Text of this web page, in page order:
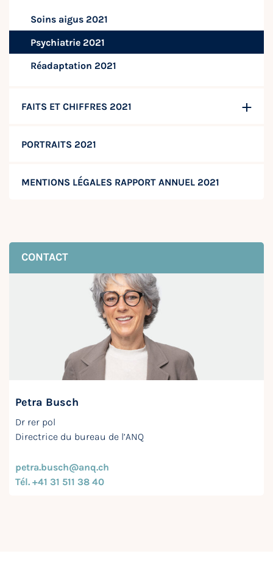
Soins aigus 2021
Psychiatrie 2021
Réadaptation 2021
FAITS ET CHIFFRES 2021
PORTRAITS 2021
MENTIONS LÉGALES RAPPORT ANNUEL 2021
CONTACT
Petra Busch
Dr rer pol
Directrice du bureau de l’ANQ
petra.busch@anq.ch
Tél. +41 31 511 38 40